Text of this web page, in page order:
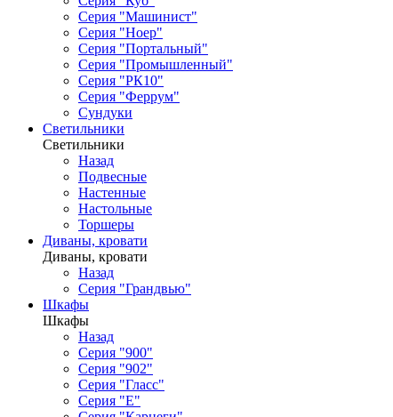
Серия "Машинист"
Серия "Ноер"
Серия "Портальный"
Серия "Промышленный"
Серия "РК10"
Серия "Феррум"
Сундуки
Светильники
Светильники
Назад
Подвесные
Настенные
Настольные
Торшеры
Диваны, кровати
Диваны, кровати
Назад
Серия "Грандвью"
Шкафы
Шкафы
Назад
Серия "900"
Серия "902"
Серия "Гласс"
Серия "Е"